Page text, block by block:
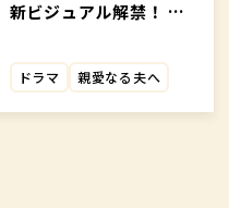
新ビジュアル解禁！ ド
ドラマ 親愛なる夫へ